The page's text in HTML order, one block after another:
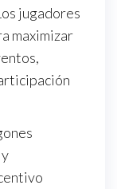
jugadores
maximizar